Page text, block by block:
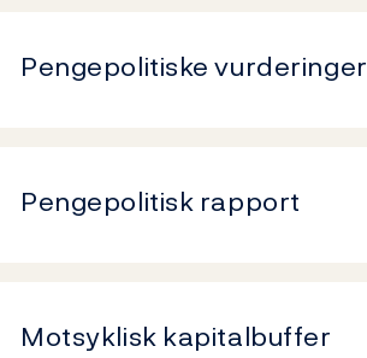
Pengepolitiske vurderinger
Pengepolitisk rapport
Motsyklisk kapitalbuffer